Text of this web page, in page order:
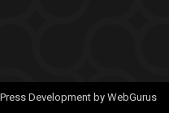
Development by WebGurus